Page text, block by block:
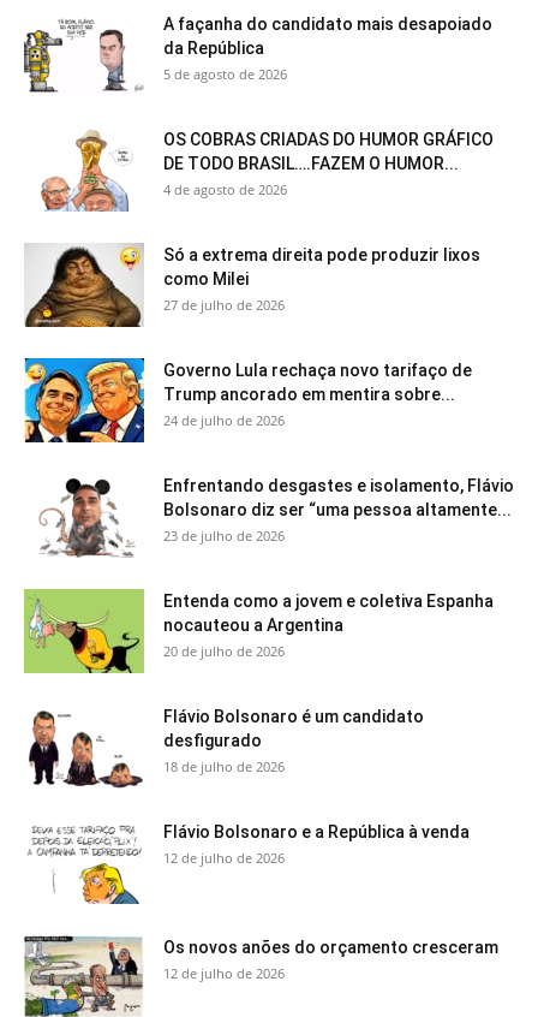
A façanha do candidato mais desapoiado
da República
5 de agosto de 2026
OS COBRAS CRIADAS DO HUMOR GRÁFICO
DE TODO BRASIL….FAZEM O HUMOR...
4 de agosto de 2026
Só a extrema direita pode produzir lixos
como Milei
27 de julho de 2026
Governo Lula rechaça novo tarifaço de
Trump ancorado em mentira sobre...
24 de julho de 2026
Enfrentando desgastes e isolamento, Flávio
Bolsonaro diz ser “uma pessoa altamente...
23 de julho de 2026
Entenda como a jovem e coletiva Espanha
nocauteou a Argentina
20 de julho de 2026
Flávio Bolsonaro é um candidato
desfigurado
18 de julho de 2026
Flávio Bolsonaro e a República à venda
12 de julho de 2026
Os novos anões do orçamento cresceram
12 de julho de 2026